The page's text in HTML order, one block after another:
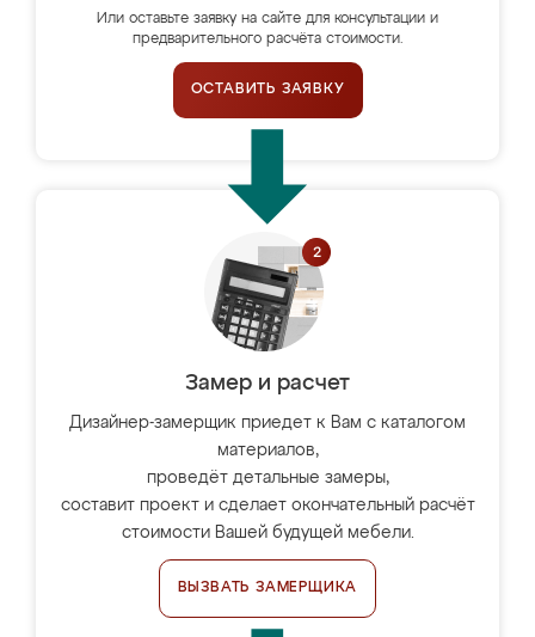
Или оставьте заявку на сайте для консультации и
предварительного расчёта стоимости.
ОСТАВИТЬ ЗАЯВКУ
Замер и расчет
Дизайнер-замерщик приедет к Вам с каталогом
материалов,
проведёт детальные замеры,
составит проект и сделает окончательный расчёт
стоимости Вашей будущей мебели.
ВЫЗВАТЬ ЗАМЕРЩИКА